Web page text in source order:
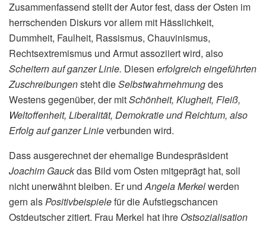
Zusammenfassend stellt der Autor fest, dass der Osten im
herrschenden Diskurs vor allem mit Hässlichkeit,
Dummheit, Faulheit, Rassismus, Chauvinismus,
Rechtsextremismus und Armut assoziiert wird, also
Scheitern auf ganzer Linie. Diesen erfolgreich eingeführten
Zuschreibungensteht dieSelbstwahrnehmungdes
Westens gegenüber, der mitSchönheit, Klugheit, Fleiß,
Weltoffenheit, Liberalität, Demokratie und Reichtum, also
Erfolg auf ganzer Linieverbunden wird.
Dass ausgerechnet der ehemalige Bundespräsident
Joachim Gauckdas Bild vom Osten mitgeprägt hat, soll
nicht unerwähnt bleiben. Er undAngela Merkelwerden
gern alsPositivbeispielefür die Aufstiegschancen
Ostdeutscher zitiert. Frau Merkel hat ihre Ostsozialisation